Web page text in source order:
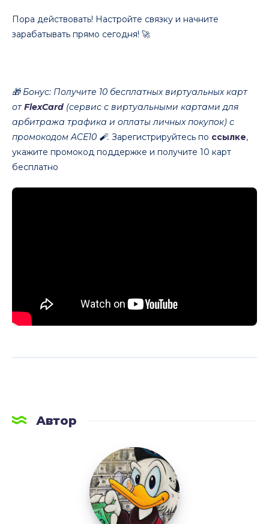
Пора действовать! Настройте связку и начните
зарабатывать прямо сегодня! 🚀
🎁 Бонус: Получите 10 бесплатных виртуальных карт
отFlexCard (сервис с виртуальными картами для
арбитража трафика и оплаты личных покупок) с
промокодом ACE10 🧨. Зарегистрируйтесь по ссылке,
укажите промокод поддержке и получите 10 карт
бесплатно
Автор
LetsAFF